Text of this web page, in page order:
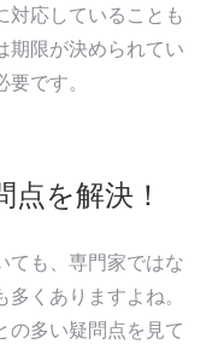
対応していることも
期限が決められてい
です。
を解決！
ても、専門家ではな
くありますよね。
の多い疑問点を見て